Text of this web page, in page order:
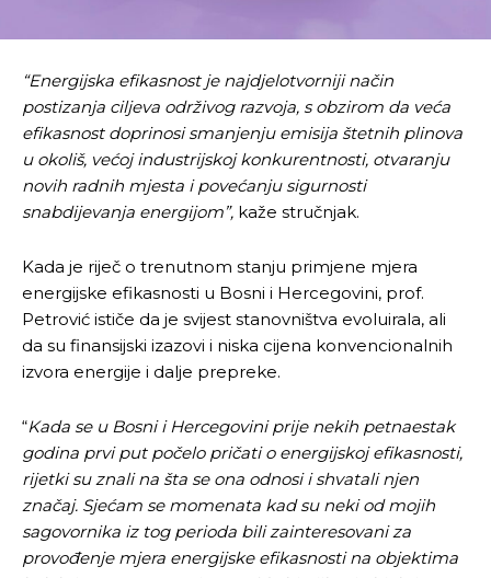
“Energijska efikasnost je najdjelotvorniji način
postizanja ciljeva održivog razvoja, s obzirom da veća
efikasnost doprinosi smanjenju emisija štetnih plinova
u okoliš, većoj industrijskoj konkurentnosti, otvaranju
novih radnih mjesta i povećanju sigurnosti
snabdijevanja energijom”, kaže stručnjak.
Kada je riječ o trenutnom stanju primjene mjera
energijske efikasnosti u Bosni i Hercegovini, prof.
Petrović ističe da je svijest stanovništva evoluirala, ali
da su finansijski izazovi i niska cijena konvencionalnih
izvora energije i dalje prepreke.
“Kada se u Bosni i Hercegovini prije nekih petnaestak
godina prvi put počelo pričati o energijskoj efikasnosti,
rijetki su znali na šta se ona odnosi i shvatali njen
značaj. Sjećam se momenata kad su neki od mojih
sagovornika iz tog perioda bili zainteresovani za
provođenje mjera energijske efikasnosti na objektima